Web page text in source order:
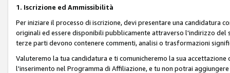
1. Iscrizione ed Ammissibilità
Per iniziare il processo di iscrizione, devi presentare una candidatura
originali ed essere disponibili pubblicamente attraverso l'indirizzo
terze parti devono contenere commenti, analisi o trasformazioni
Valuteremo la tua candidatura e ti comunicheremo la sua
l'inserimento nel Programma di Affiliazione, e tu non potrai